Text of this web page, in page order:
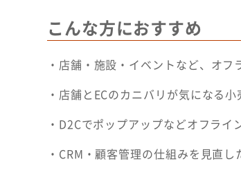
こんな方におすすめ
・店舗・施設・イベントなど、オ
・店舗とECのカニバリが気になる
・D2Cでポップアップなどオフラ
・CRM・顧客管理の仕組みを見直し